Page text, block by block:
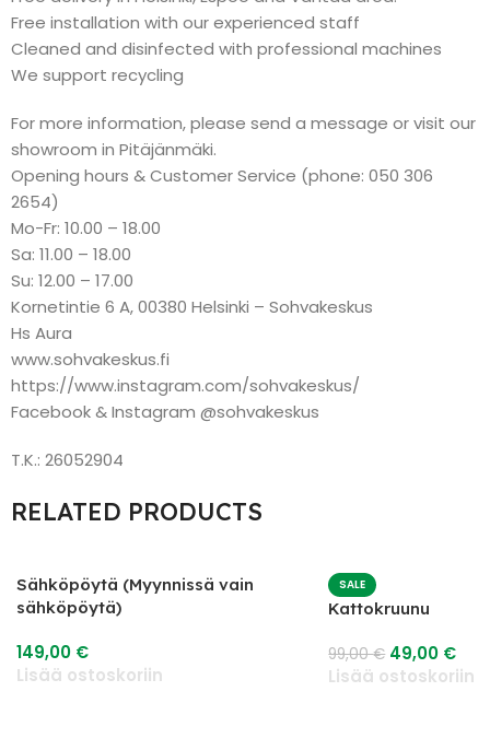
Free installation with our experienced staff
Cleaned and disinfected with professional machines
We support recycling
For more information, please send a message or visit our
showroom in Pitäjänmäki.
Opening hours & Customer Service (phone: 050 306
2654)
Mo-Fr: 10.00 – 18.00
Sa: 11.00 – 18.00
Su: 12.00 – 17.00
Kornetintie 6 A, 00380 Helsinki – Sohvakeskus
Hs Aura
www.sohvakeskus.fi
https://www.instagram.com/sohvakeskus/
Facebook & Instagram @sohvakeskus
T.K.: 26052904
RELATED PRODUCTS
Sähköpöytä (Myynnissä vain
sähköpöytä)
149,00 €
Lisää ostoskoriin
SALE
Kattokruunu
99,00€ 49,00 €
Lisää ostoskoriin